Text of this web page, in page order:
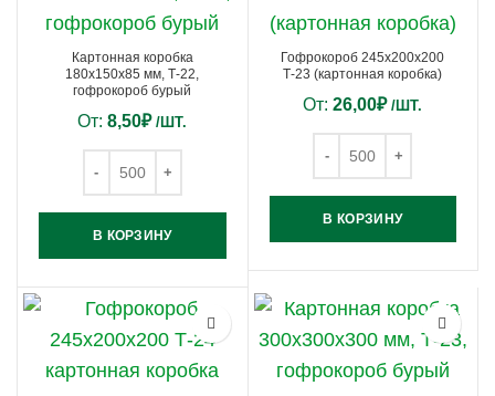
Картонная коробка
180х150х85 мм, Т-22,
гофрокороб бурый
От:8,50₽ /ШТ.
В КОРЗИНУ
Гофрокороб 245х200х200
Т-23 (картонная коробка)
От:26,00₽ /ШТ.
В КОРЗИНУ